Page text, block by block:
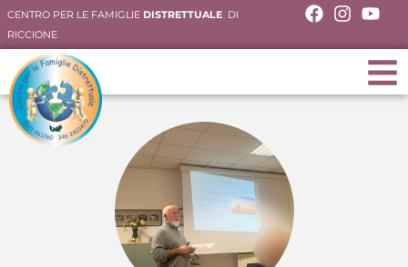
CENTRO PER LE FAMIGLIE DISTRETTUALE DI
RICCIONE